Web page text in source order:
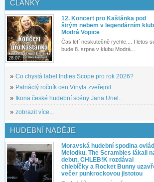
ČLÁNKY
28.07.
12. Koncert pro Kaštánka pod
širým nebem v legendárním
Modrá Vopice
Čas letí neskutečně rychle.... I letos
bude 8. srpna v klubu Modrá...
» Co chystá label Indies Scope pro rok 2026?
» Patnáctý ročník cen Vinyla zveřejnil...
»
Ikona české hudební scény Jana Uriel...
» zobrazit více...
HUDEBNÍ NADĚJE
Moravská hudební spodina
Melodku. The Scrambles lákali
debut, CHLEB!K rozdával
chlebíčky a Rocket Bunny
večer punkrockovou jistotou